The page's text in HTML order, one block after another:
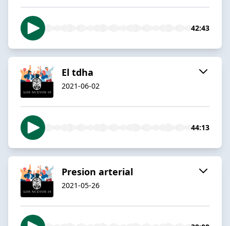
42:43
El tdha
2021-06-02
44:13
Presion arterial
2021-05-26